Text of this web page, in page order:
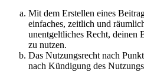
Mit dem Erstellen eines
einfaches, zeitlich und
unentgeltliches Recht, deinen
zu nutzen.
Das Nutzungsrecht nach
nach Kündigung des